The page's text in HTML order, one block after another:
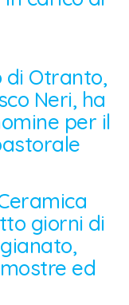
di Otranto,
Neri, ha
per il
giorni di
ed